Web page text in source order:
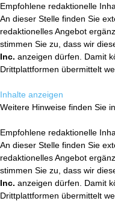
Empfohlene redaktionelle
An dieser Stelle finden Sie
redaktionelles Angebot
stimmen Sie zu, dass wir
Inc. anzeigen dürfen. Damit
Drittplattformen übermittelt
Inhalte anzeigen
Weitere Hinweise finden Sie
Empfohlene redaktionelle
An dieser Stelle finden Sie
redaktionelles Angebot
stimmen Sie zu, dass wir
Inc. anzeigen dürfen. Damit
Drittplattformen übermittelt